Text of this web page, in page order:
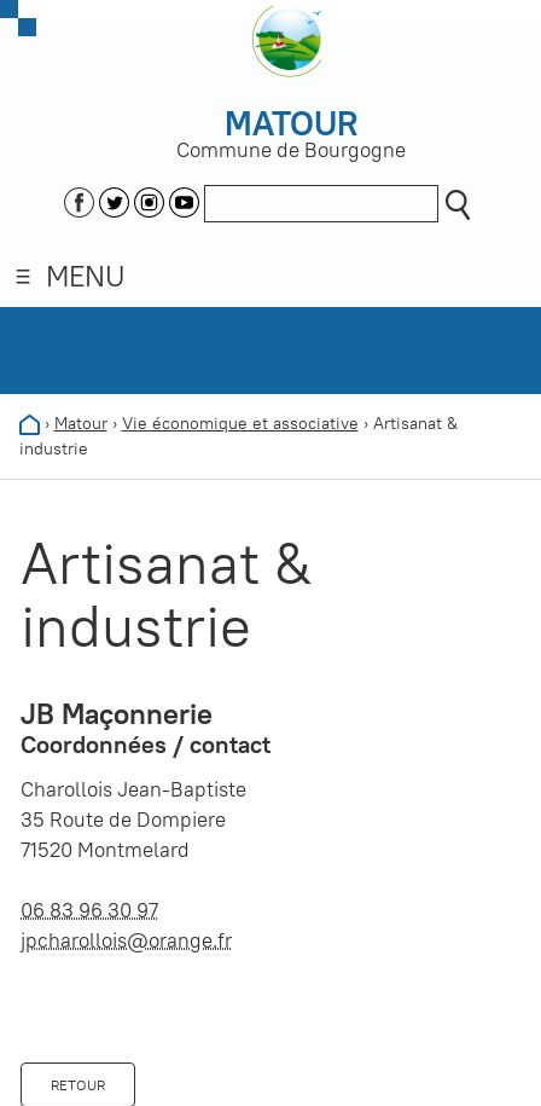
MATOUR
Commune de Bourgogne
MENU
› Matour› Vie économique et associative › Artisanat &
industrie
Artisanat &
industrie
JB Maçonnerie
Coordonnées / contact
Charollois Jean-Baptiste
35 Route de Dompiere
71520 Montmelard
06 83 96 30 97
jpcharollois@orange.fr
RETOUR